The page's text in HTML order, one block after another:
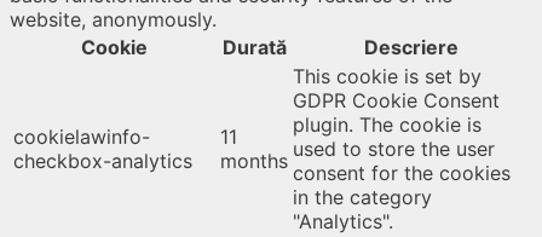
website, anonymously.
Cookie
Durată Descriere
cookielawinfo-
checkbox-analytics
11
months
This cookie is set by
GDPR Cookie Consent
plugin. The cookie is
used to store the user
consent for the cookies
in the category
"Analytics".